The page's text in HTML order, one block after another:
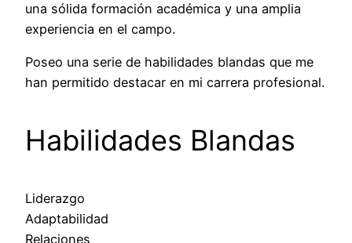
una sólida formación académica y una amplia
experiencia en el campo.
Poseo una serie de habilidades blandas que me
han permitido destacar en mi carrera profesional.
Habilidades Blandas
Liderazgo
Adaptabilidad
Relaciones